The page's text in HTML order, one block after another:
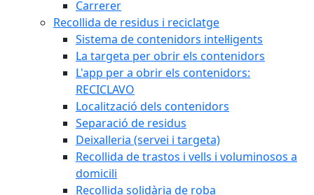
Carrerer
Recollida de residus i reciclatge
Sistema de contenidors intel·ligents
La targeta per obrir els contenidors
L'app per a obrir els contenidors:
RECICLAVO
Localització dels contenidors
Separació de residus
Deixalleria (servei i targeta)
Recollida de trastos i vells i voluminosos a
domicili
Recollida solidària de roba